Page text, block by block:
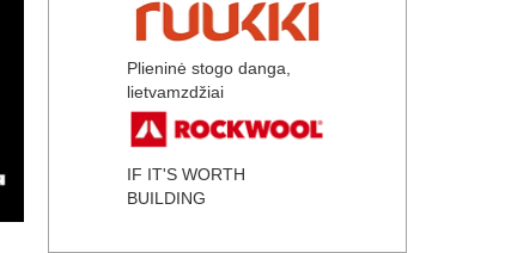
Plieninė stogo danga,
lietvamzdžiai
IF IT'S WORTH
BUILDING